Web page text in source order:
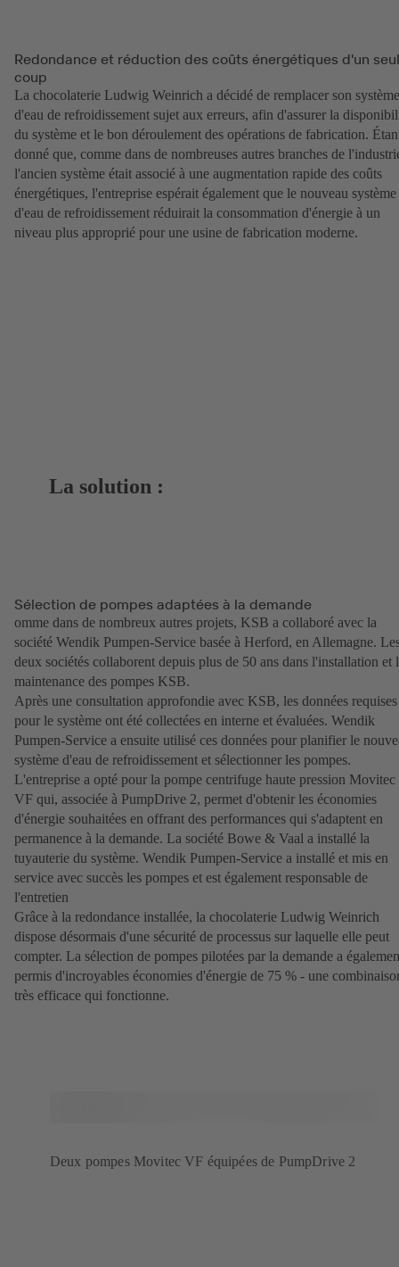
Redondance et réduction des coûts énergétiques d'un seul
coup
La chocolaterie Ludwig Weinrich a décidé de remplacer son système
d'eau de refroidissement sujet aux erreurs, afin d'assurer la
du système et le bon déroulement des opérations de fabrication.
donné que, comme dans de nombreuses autres branches de
l'ancien système était associé à une augmentation rapide des coûts
énergétiques, l'entreprise espérait également que le nouveau système
d'eau de refroidissement réduirait la consommation d'énergie à un
niveau plus approprié pour une usine de fabrication moderne.
La solution :
Sélection de pompes adaptées à la demande
omme dans de nombreux autres projets, KSB a collaboré avec la
société Wendik Pumpen-Service basée à Herford, en Allemagne.
deux sociétés collaborent depuis plus de 50 ans dans l'installation et
maintenance des pompes KSB.
Après une consultation approfondie avec KSB, les données requises
pour le système ont été collectées en interne et évaluées. Wendik
Pumpen-Service a ensuite utilisé ces données pour planifier le
système d'eau de refroidissement et sélectionner les pompes.
L'entreprise a opté pour la pompe centrifuge haute pression Movitec
VF qui, associée à PumpDrive 2, permet d'obtenir les économies
d'énergie souhaitées en offrant des performances qui s'adaptent en
permanence à la demande. La société Bowe & Vaal a installé la
tuyauterie du système. Wendik Pumpen-Service a installé et mis en
service avec succès les pompes et est également responsable de
l'entretien
Grâce à la redondance installée, la chocolaterie Ludwig Weinrich
dispose désormais d'une sécurité de processus sur laquelle elle peut
compter. La sélection de pompes pilotées par la demande a
permis d'incroyables économies d'énergie de 75 % - une
très efficace qui fonctionne.
Deux pompes Movitec VF équipées de PumpDrive 2